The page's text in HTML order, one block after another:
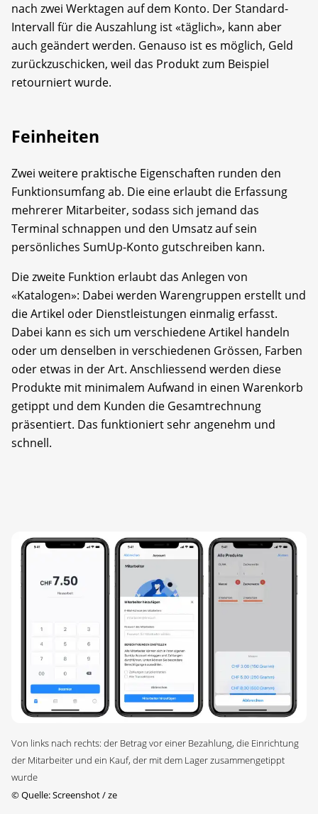
nach zwei Werktagen auf dem Konto. Der Standard-
Intervall für die Auszahlung ist «täglich», kann aber
auch geändert werden. Genauso ist es möglich, Geld
zurückzuschicken, weil das Produkt zum Beispiel
retourniert wurde.
Feinheiten
Zwei weitere praktische Eigenschaften runden den
Funktionsumfang ab. Die eine erlaubt die Erfassung
mehrerer Mitarbeiter, sodass sich jemand das
Terminal schnappen und den Umsatz auf sein
persönliches SumUp-Konto gutschreiben kann.
Die zweite Funktion erlaubt das Anlegen von
«Katalogen»: Dabei werden Warengruppen erstellt und
die Artikel oder Dienstleistungen einmalig erfasst.
Dabei kann es sich um verschiedene Artikel handeln
oder um denselben in verschiedenen Grössen, Farben
oder etwas in der Art. Anschliessend werden diese
Produkte mit minimalem Aufwand in einen Warenkorb
getippt und dem Kunden die Gesamtrechnung
präsentiert. Das funktioniert sehr angenehm und
schnell.
Von links nach rechts: der Betrag vor einer Bezahlung, die Einrichtung
der Mitarbeiter und ein Kauf, der mit dem Lager zusammengetippt
wurde
©Quelle: Screenshot / ze